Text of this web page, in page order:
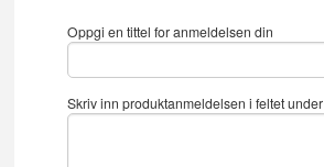
Oppgi en tittel for anmeldelsen din
Skriv inn produktanmeldelsen i feltet under